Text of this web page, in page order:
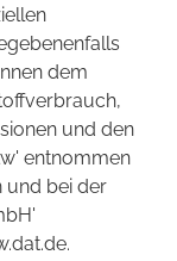
dem
und den
entnommen
und bei der